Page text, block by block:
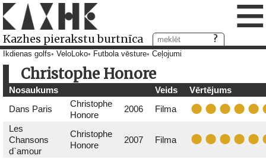
Kazhes pierakstu burtnīca ≡
Ikdienas golfs VeloLoko Futbola vēsture Ceļojumi
Christophe Honore
Nosaukums Veids
Vērtējums
Dans Paris
Christophe
Honore
2006
Filma
Les
Chansons
d`amour
Christophe
Honore
2007 Filma